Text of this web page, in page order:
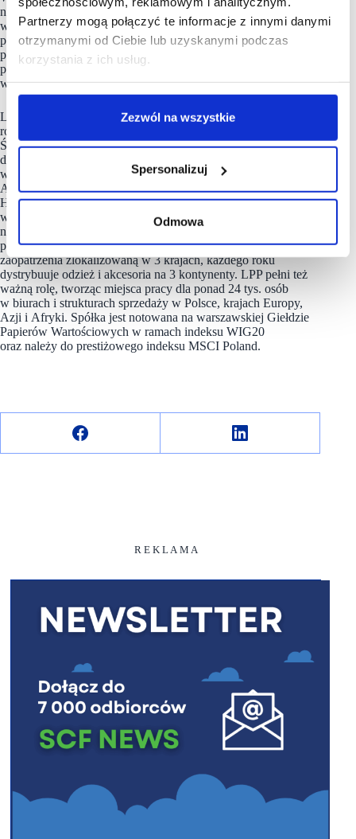
Partnerzy mogą połączyć te informacje z innymi danymi
otrzymanymi od Ciebie lub uzyskanymi podczas
korzystania z ich usług.
Zezwól na wszystkie
Spersonalizuj
Odmowa
na pracowników FC Podkarpacie dostępne są na stronie
www.lppsa.com/kariera/praca-w-logistyce/praca-na-
podkarpaciu. Spółka przewiduje osiągniecie docelowego
pułapu zatrudnienia na poziomie blisko 1000 osób do czasu
pełnego uruchomienia nowego magazynu, zaplanowanego
w czwartym kwartale br.
LPP jest polską firmą rodzinną, jedną z najdynamiczniej
rozwijających się w branży odzieżowej w regionie Europy
Środkowo-Wschodniej. Od 30 lat z sukcesem prowadzi
działalność w Polsce i za granicą, sprzedając kolekcje
w tak prestiżowych stolicach jak Londyn, Helsinki czy Tel
Awiw. LPP zarządza 5 markami modowymi: Reserved, Cropp,
House, Mohito i Sinsay, których oferta dostępna jest dziś
w sprzedaży stacjonarnej i online na blisko 40 rynkach
na świecie. Spółka posiada sieć ponad 1600 salonów o łącznej
powierzchni 1,4 mln m2. W oparciu o globalną sieć
zaopatrzenia zlokalizowaną w 3 krajach, każdego roku
dystrybuuje odzież i akcesoria na 3 kontynenty. LPP pełni też
ważną rolę, tworząc miejsca pracy dla ponad 24 tys. osób
w biurach i strukturach sprzedaży w Polsce, krajach Europy,
Azji i Afryki. Spółka jest notowana na warszawskiej Giełdzie
Papierów Wartościowych w ramach indeksu WIG20
oraz należy do prestiżowego indeksu MSCI Poland.
R E K L A M A